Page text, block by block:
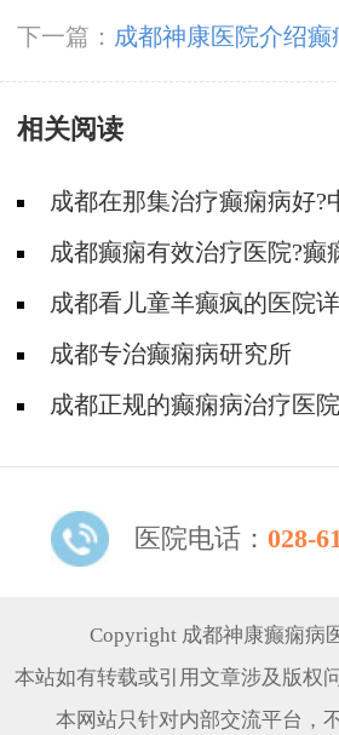
下一篇： 成都神康医院介绍
相关阅读
成都在那集治疗癫痫病好?
吗?成都癫痫有效治疗医院?癫
成都看儿童羊癫疯的医院
怎么治疗?
成都专治癫痫病研究所
成都正规的癫痫病治疗医院
医院电话： 028-
Copyright 成都神康癫痫病
本站如有转载或引用文章涉及版权
本网站只针对内部交流平台，